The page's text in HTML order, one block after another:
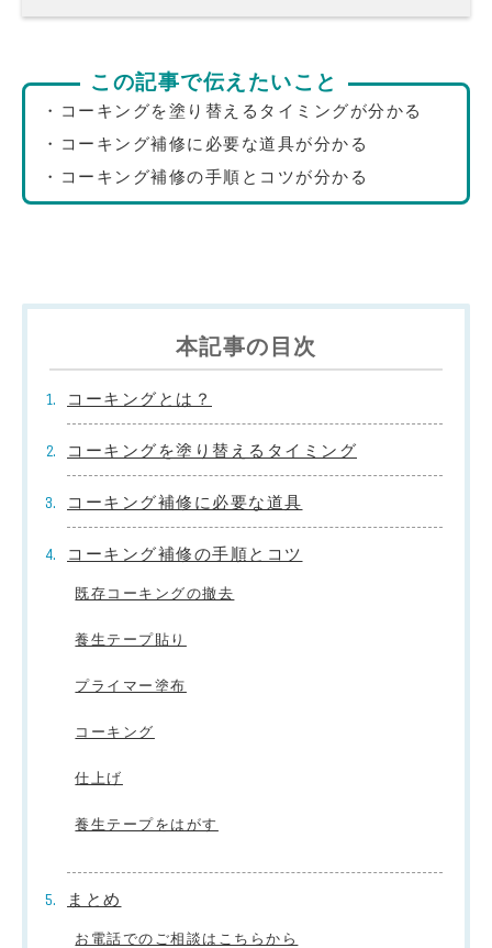
この記事で伝えたいこと
・コーキングを塗り替えるタイミングが分かる
・コーキング補修に必要な道具が分かる
・コーキング補修の手順とコツが分かる
本記事の目次
コーキングとは？
コーキングを塗り替えるタイミング
コーキング補修に必要な道具
コーキング補修の手順とコツ
既存コーキングの撤去
養生テープ貼り
プライマー塗布
コーキング
仕上げ
養生テープをはがす
まとめ
お電話でのご相談はこちらから